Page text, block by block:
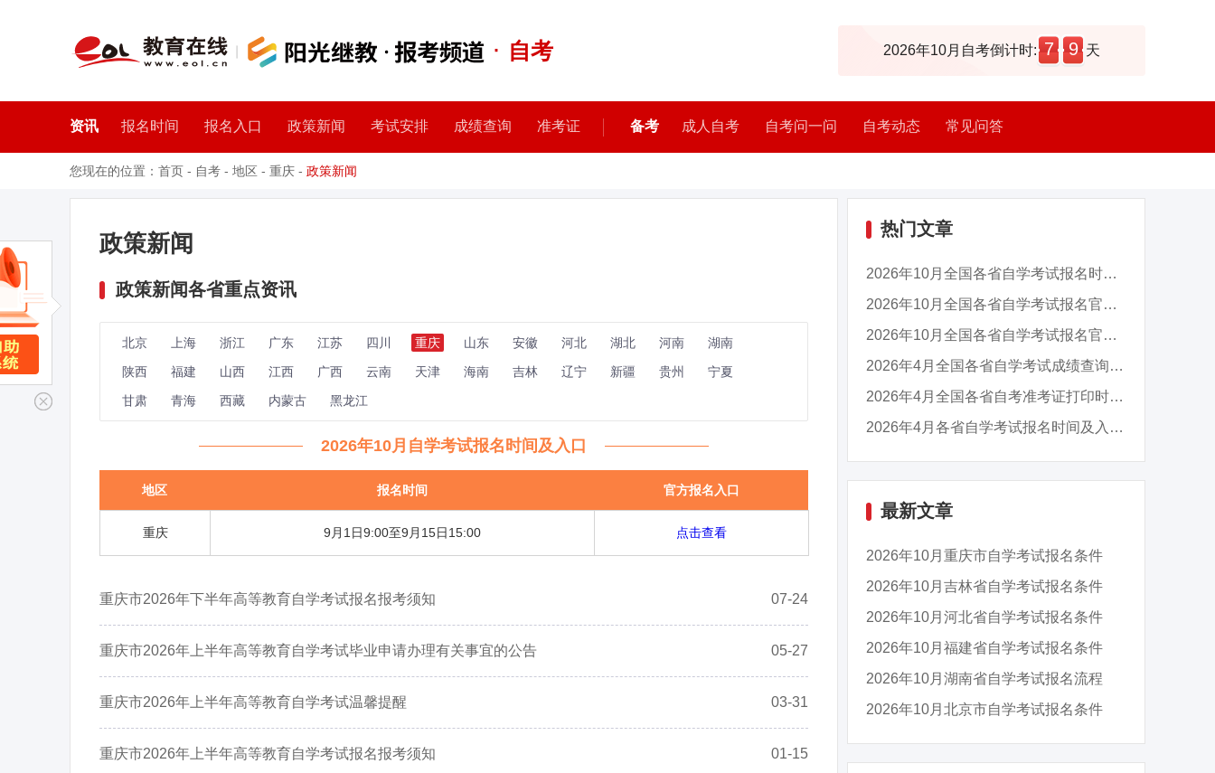
· 自考 2026年10月自考倒计时: 7 9 天
资讯 报名时间 报名入口 政策新闻 考试安排 成绩查询 准考证 备考 成人自考 自考问一问 自考动态 常见问答
您现在的位置： 首页 - 自考 - 地区 - 重庆 - 政策新闻
政策新闻
政策新闻各省重点资讯
北京 上海 浙江 广东 江苏 四川 重庆 山东 安徽 河北 湖北 河南
湖南
陕西
福建 山西 江西 广西 云南 天津 海南 吉林 辽宁 新疆 贵州
宁夏
甘肃
青海 西藏 内蒙古 黑龙江
2026年10月自学考试报名时间及入口
地区 报名时间 官方报名入口
重庆 9月1日9:00至9月15日15:00 点击查看
07-24
重庆市2026年下半年高等教育自学考试报名报考须知
05-27
重庆市2026年上半年高等教育自学考试毕业申请办理有关事宜的公告
03-31
重庆市2026年上半年高等教育自学考试温馨提醒
01-15
重庆市2026年上半年高等教育自学考试报名报考须知
热门文章
2026年10月全国各省自学考试报名时间及入口汇总
2026年10月全国各省自学考试报名官网入口汇总
2026年10月全国各省自学考试报名官网入口汇总
2026年4月全国各省自学考试成绩查询时间及入口...
2026年4月全国各省自考准考证打印时间及入口汇...
2026年4月各省自学考试报名时间及入口汇总
最新文章
2026年10月重庆市自学考试报名条件
2026年10月吉林省自学考试报名条件
2026年10月河北省自学考试报名条件
2026年10月福建省自学考试报名条件
2026年10月湖南省自学考试报名流程
2026年10月北京市自学考试报名条件